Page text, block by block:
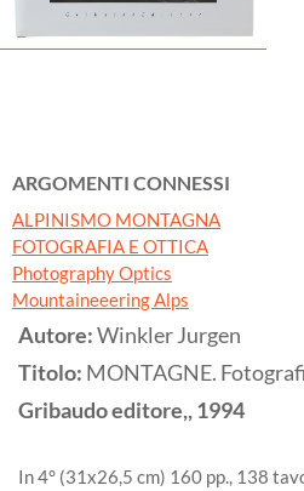
ARGOMENTI CONNESSI
ALPINISMO MONTAGNA
FOTOGRAFIA E OTTICA
Photography Optics
Mountaineeering Alps
Autore:Winkler Jurgen
Titolo: MONTAGNE.
Gribaudo editore,,1994
In 4° (31x26,5 cm) 160 pp., 138